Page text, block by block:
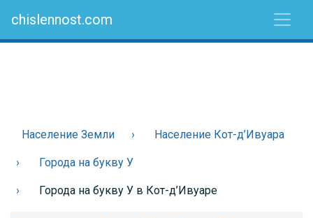
chislennost.com
Население Земли Население Кот-д’Ивуара
Города на букву У
Города на букву У в Кот-д’Ивуаре